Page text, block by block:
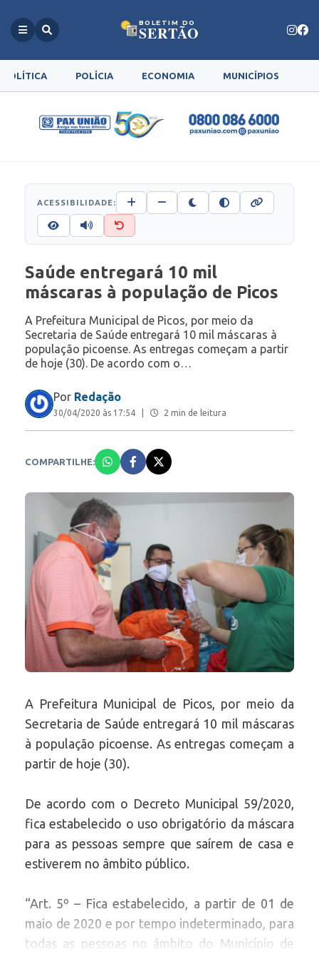
BOLETIM DO
SERTÃO
POLÍTICA POLÍCIA ECONOMIA MUNICÍPIOS
ACESSIBILIDADE:
Saúde entregará 10 mil
máscaras à população de Picos
A Prefeitura Municipal de Picos, por meio da
Secretaria de Saúde entregará 10 mil máscaras à
população picoense. As entregas começam a partir
de hoje (30). De acordo com o…
Por Redação
30/04/2020 às 17:54 2 min de leitura
COMPARTILHE:
A Prefeitura Municipal de Picos, por meio da
Secretaria de Saúde entregará 10 mil máscaras
à população picoense. As entregas começam a
partir de hoje (30).
De acordo com o Decreto Municipal 59/2020,
fica estabelecido o uso obrigatório da máscara
para as pessoas sempre que saírem de casa e
estiverem no âmbito público.
“Art. 5º – Fica estabelecido, a partir de 01 de
maio de 2020 e por tempo indeterminado, para
todas as pessoas no âmbito do Município de